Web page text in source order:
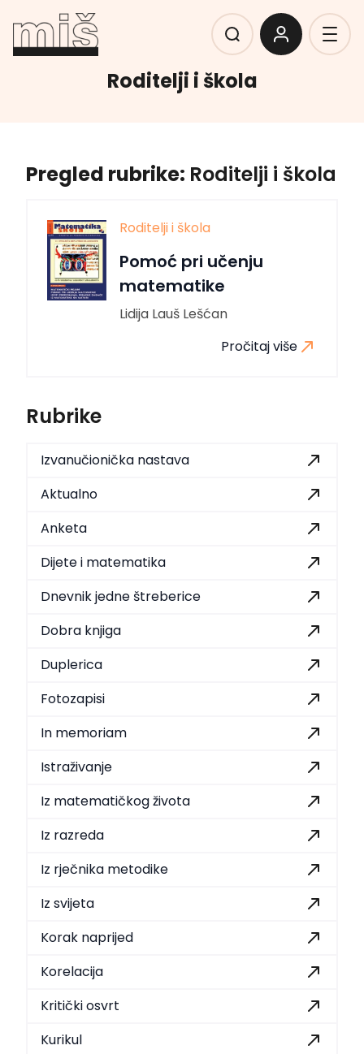
Roditelji i škola
Rubrike
Izvanučionička nastava
Aktualno
Anketa
Dijete i matematika
Dnevnik jedne štreberice
Dobra knjiga
Duplerica
Fotozapisi
In memoriam
Istraživanje
Iz matematičkog života
Iz razreda
Iz rječnika metodike
Iz svijeta
Korak naprijed
Korelacija
Kritički osvrt
Kurikul
Pregled rubrike: Roditelji i škola
Roditelji i škola
Pomoć pri učenju
matematike
Lidija Lauš Lešćan
Pročitaj više